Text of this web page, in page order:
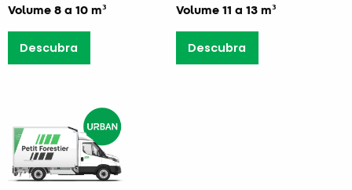
Volume 8 a 10 m³
Descubra
Volume 11 a 13 m³
Descubra